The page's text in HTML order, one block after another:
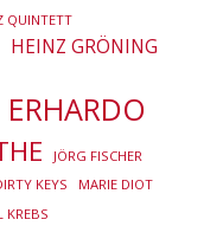
QUINTETT
HEINZ GRÖNING
JÖRG FISCHER
KEYS MARIE DIOT
KREBS